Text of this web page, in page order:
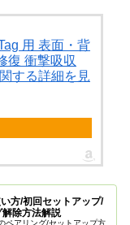
用 表面・背
復 衝撃吸収
する詳細を見
方/初回セットアップ/
除方法解説
ペアリング/セットアップ方